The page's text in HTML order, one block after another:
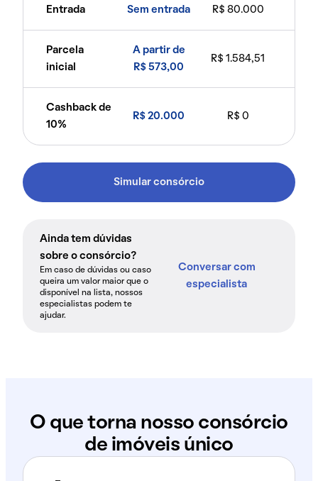
Entrada Sem entrada R$ 80.000
Parcela
inicial
A partir de
R$ 573,00
R$ 1.584,51
Cashback de
10%
R$ 20.000 R$ 0
Simular consórcio
Ainda tem dúvidas
sobre o consórcio?
Em caso de dúvidas ou caso
queira um valor maior que o
disponível na lista, nossos
especialistas podem te
ajudar.
Conversar com
especialista
O que torna nosso consórcio
de imóveis único